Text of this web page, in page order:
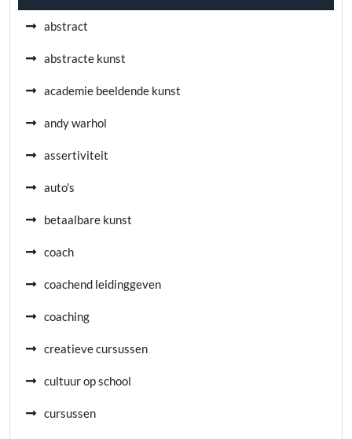
abstract
abstracte kunst
academie beeldende kunst
andy warhol
assertiviteit
auto's
betaalbare kunst
coach
coachend leidinggeven
coaching
creatieve cursussen
cultuur op school
cursussen